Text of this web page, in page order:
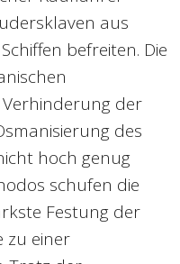
aus
befreiten. Die
Verhinderung der
des
hoch genug
schufen die
Festung der
zu einer